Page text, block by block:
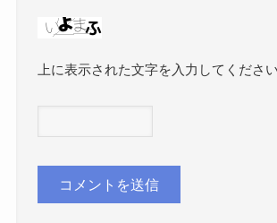
上に表示された文字を入力してください